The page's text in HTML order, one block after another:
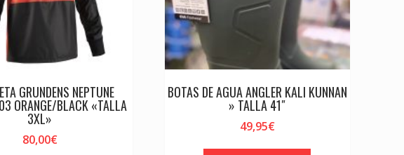
GRUNDENS NEPTUNE
ORANGE/BLACK «TALLA
3XL»
80,00€
BOTAS DE AGUA ANGLER KALI KUNNAN
» TALLA 41″
49,95€